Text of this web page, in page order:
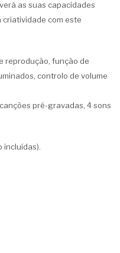
as suas capacidades
criatividade com este
reprodução, função de
controlo de volume
pré-gravadas, 4 sons
incluídas).